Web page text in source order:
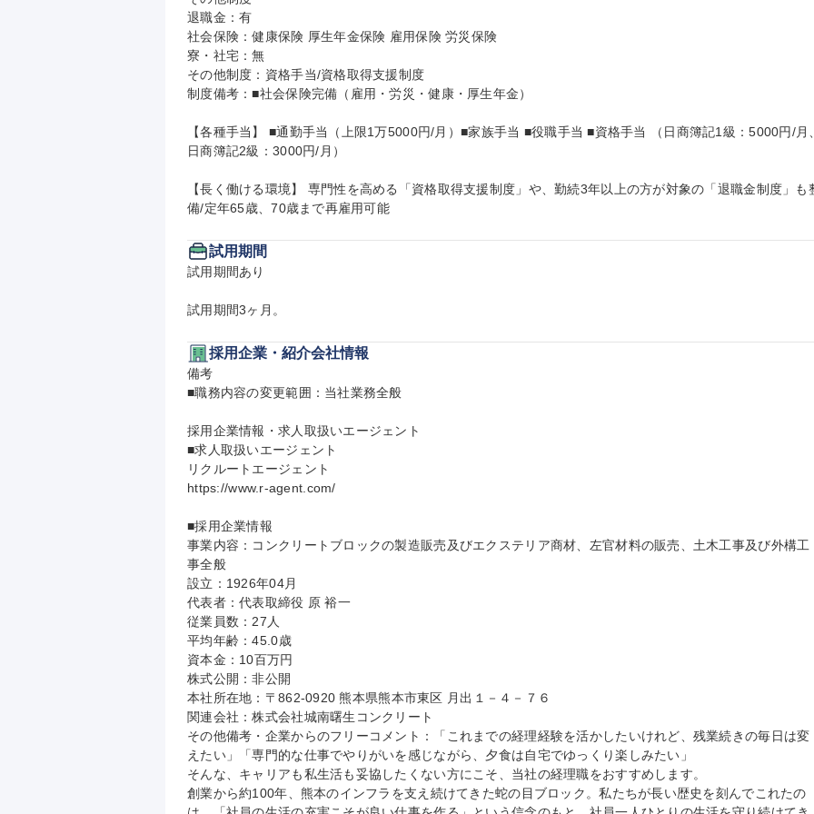
退職金：有
社会保険：健康保険 厚生年金保険 雇用保険 労災保険
寮・社宅：無
その他制度：資格手当/資格取得支援制度
制度備考：■社会保険完備（雇用・労災・健康・厚生年金）
【各種手当】 ■通勤手当（上限1万5000円/月）■家族手当 ■役職手当 ■資格手当 （日商簿記1級：5000円/月
日商簿記2級：3000円/月）
【長く働ける環境】 専門性を高める「資格取得支援制度」や、勤続3年以上の方が対象の「退職金制度」も
備/定年65歳、70歳まで再雇用可能
試用期間
試用期間あり
試用期間3ヶ月。
採用企業・紹介会社情報
備考
■職務内容の変更範囲：当社業務全般
採用企業情報・求人取扱いエージェント
■求人取扱いエージェント
リクルートエージェント
https://www.r-agent.com/
■採用企業情報
事業内容：コンクリートブロックの製造販売及びエクステリア商材、左官材料の販売、土木工事及び外構工
事全般
設立：1926年04月
代表者：代表取締役 原 裕一
従業員数：27人
平均年齢：45.0歳
資本金：10百万円
株式公開：非公開
本社所在地：〒862-0920 熊本県熊本市東区 月出１－４－７６
関連会社：株式会社城南曙生コンクリート
その他備考・企業からのフリーコメント：「これまでの経理経験を活かしたいけれど、残業続きの毎日は変
えたい」「専門的な仕事でやりがいを感じながら、夕食は自宅でゆっくり楽しみたい」
そんな、キャリアも私生活も妥協したくない方にこそ、当社の経理職をおすすめします。
創業から約100年、熊本のインフラを支え続けてきた蛇の目ブロック。私たちが長い歴史を刻んでこれたの